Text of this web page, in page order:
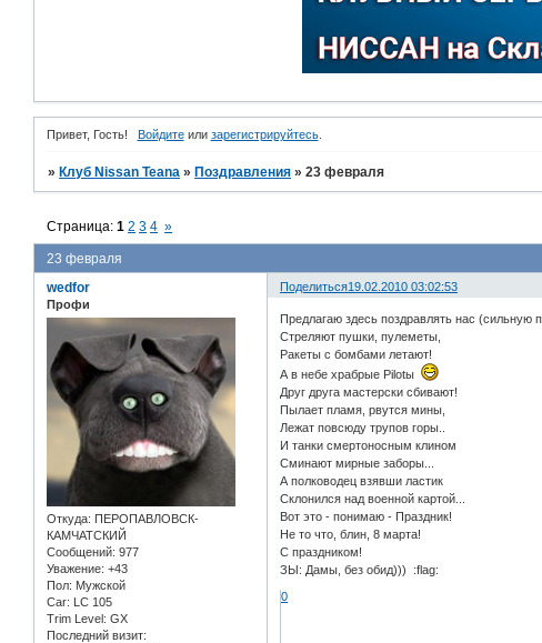
Привет, Гость! Войдитеили зарегистрируйтесь.
» Клуб Nissan Teana » Поздравления »23 февраля
23 февраля
Страница:1 2 3 4 »
Поделиться19.02.2010 03:02:53
wedfor
Профи
Откуда: ПЕРОПАВЛОВСК-
КАМЧАТСКИЙ
Сообщений: 977
Уважение: +43
Пол: Мужской
Car: LC 105
Trim Level: GX
Последний визит:
Предлагаю здесь поздравлять нас (сильную
Стреляют пушки, пулеметы,
Ракеты с бомбами летают!
А в небе храбрые Pilotы
Друг друга мастерски сбивают!
Пылает пламя, рвутся мины,
Лежат повсюду трупов горы..
И танки смертоносным клином
Сминают мирные заборы...
А полководец взявши ластик
Склонился над военной картой...
Вот это - понимаю - Праздник!
Не то что, блин, 8 марта!
С праздником!
ЗЫ: Дамы, без обид))) :flag:
0